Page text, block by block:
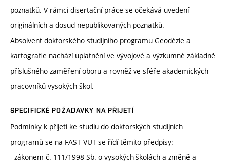
poznatků. V rámci disertační práce se očekává uvedení
originálních a dosud nepublikovaných poznatků.
Absolvent doktorského studijního programu Geodézie a
kartografie nachází uplatnění ve vývojové a výzkumné základně
příslušného zaměření oboru a rovněž ve sféře akademických
pracovníků vysokých škol.
SPECIFICKÉ POŽADAVKY NA PŘIJETÍ
Podmínky k přijetí ke studiu do doktorských studijních
programů se na FAST VUT se řídí těmito předpisy:
- zákonem č. 111/1998 Sb. o vysokých školách a změně a